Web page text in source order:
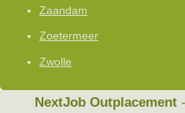
Zaandam
Zoetermeer
Zwolle
NextJob Outplacement-